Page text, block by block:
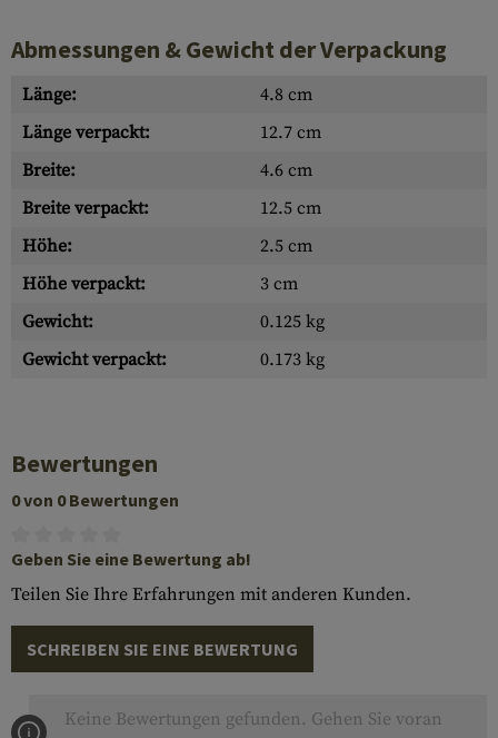
Abmessungen & Gewicht der Verpackung
Länge:
4.8 cm
Länge verpackt:
12.7 cm
Breite:
4.6 cm
Breite verpackt:
12.5 cm
Höhe:
2.5 cm
Höhe verpackt:
3 cm
Gewicht:
0.125 kg
Gewicht verpackt:
0.173 kg
Bewertungen
0 von 0 Bewertungen
Geben Sie eine Bewertung ab!
Teilen Sie Ihre Erfahrungen mit anderen Kunden.
SCHREIBEN SIE EINE BEWERTUNG
Keine Bewertungen gefunden. Gehen Sie voran